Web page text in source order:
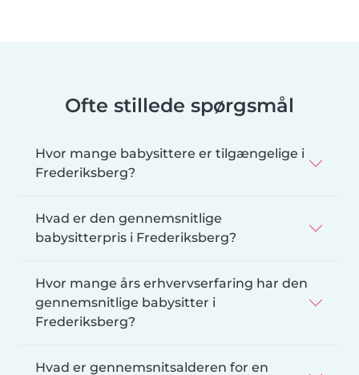
Ofte stillede spørgsmål
Hvor mange babysittere er tilgængelige i
Frederiksberg?
Hvad er den gennemsnitlige
babysitterpris i Frederiksberg?
Hvor mange års erhvervserfaring har den
gennemsnitlige babysitter i
Frederiksberg?
Hvad er gennemsnitsalderen for en